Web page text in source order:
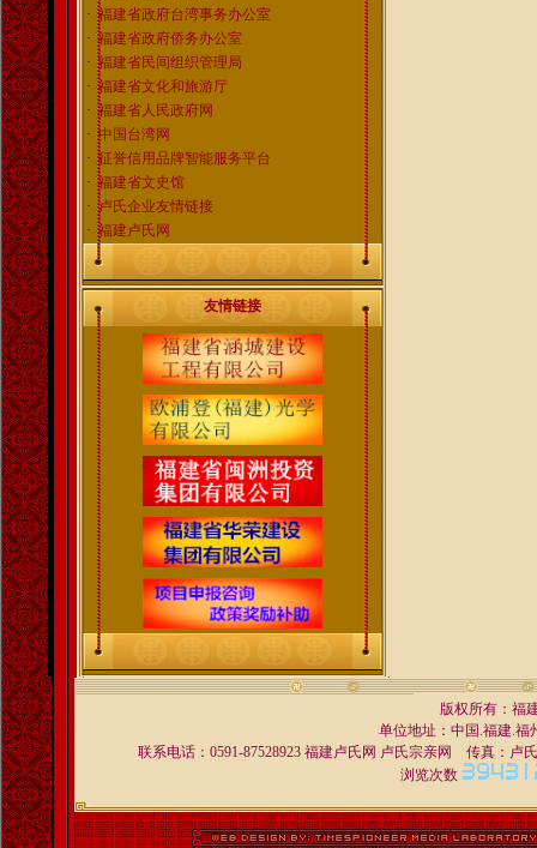
·福建省政府台湾事务办公室
·福建省政府侨务办公室
·福建省民间组织管理局
·福建省文化和旅游厅
·福建省人民政府网
·中国台湾网
·征誉信用品牌智能服务平台
·福建省文史馆
·卢氏企业友情链接
·福建卢氏网
友情链接
版权所有：福
单位地址：中国.福建.福
联系电话：0591-87528923 福建卢氏网 卢氏宗亲网 传真：卢
浏览次数